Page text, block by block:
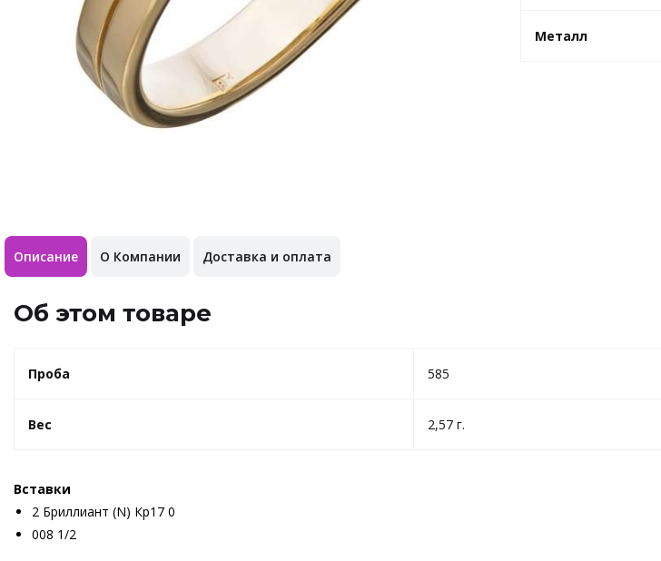
Металл
Описание О Компании Доставка и оплата
Об этом товаре
Проба 585
Вес 2,57 г.
Вставки
2 Бриллиант (N) Кр17 0
008 1/2